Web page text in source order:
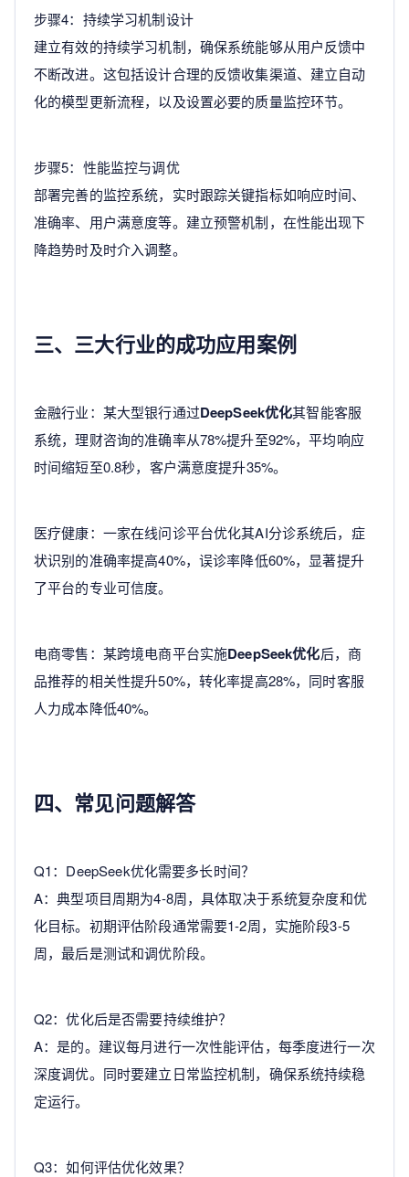
步骤4：持续学习机制设计
建立有效的持续学习机制，确保系统能够从用户反馈中
不断改进。这包括设计合理的反馈收集渠道、建立自动
化的模型更新流程，以及设置必要的质量监控环节。
步骤5：性能监控与调优
部署完善的监控系统，实时跟踪关键指标如响应时间、
准确率、用户满意度等。建立预警机制，在性能出现下
降趋势时及时介入调整。
三、三大行业的成功应用案例
金融行业：某大型银行通过DeepSeek优化其智能客服
系统，理财咨询的准确率从78%提升至92%，平均响应
时间缩短至0.8秒，客户满意度提升35%。
医疗健康：一家在线问诊平台优化其AI分诊系统后，症
状识别的准确率提高40%，误诊率降低60%，显著提升
了平台的专业可信度。
电商零售：某跨境电商平台实施DeepSeek优化后，商
品推荐的相关性提升50%，转化率提高28%，同时客服
人力成本降低40%。
四、常见问题解答
Q1：DeepSeek优化需要多长时间？
A：典型项目周期为4-8周，具体取决于系统复杂度和优
化目标。初期评估阶段通常需要1-2周，实施阶段3-5
周，最后是测试和调优阶段。
Q2：优化后是否需要持续维护？
A：是的。建议每月进行一次性能评估，每季度进行一次
深度调优。同时要建立日常监控机制，确保系统持续稳
定运行。
Q3：如何评估优化效果？